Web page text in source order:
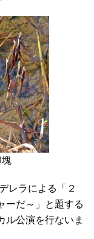
レラによる「２
ーだ～」と題する
ル公演を行ないま